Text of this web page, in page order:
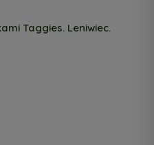
Taggies. Leniwiec.